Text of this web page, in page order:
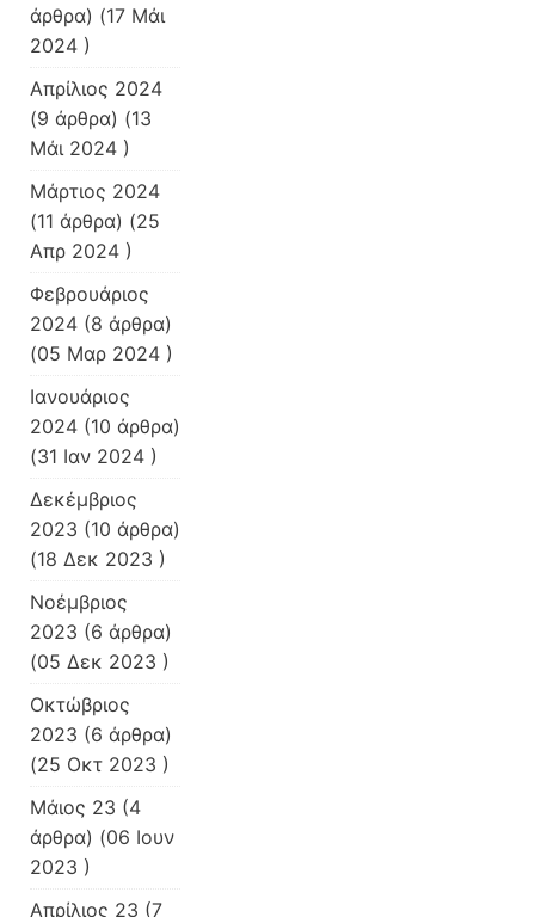
άρθρα) (17 Μάι
2024 )
Απρίλιος 2024
(9 άρθρα) (13
Μάι 2024 )
Μάρτιος 2024
(11 άρθρα) (25
Απρ 2024 )
Φεβρουάριος
2024 (8 άρθρα)
(05 Μαρ 2024 )
Ιανουάριος
2024 (10 άρθρα)
(31 Ιαν 2024 )
Δεκέμβριος
2023 (10 άρθρα)
(18 Δεκ 2023 )
Νοέμβριος
2023 (6 άρθρα)
(05 Δεκ 2023 )
Οκτώβριος
2023 (6 άρθρα)
(25 Οκτ 2023 )
Μάιος 23 (4
άρθρα) (06 Ιουν
2023 )
Απρίλιος 23 (7